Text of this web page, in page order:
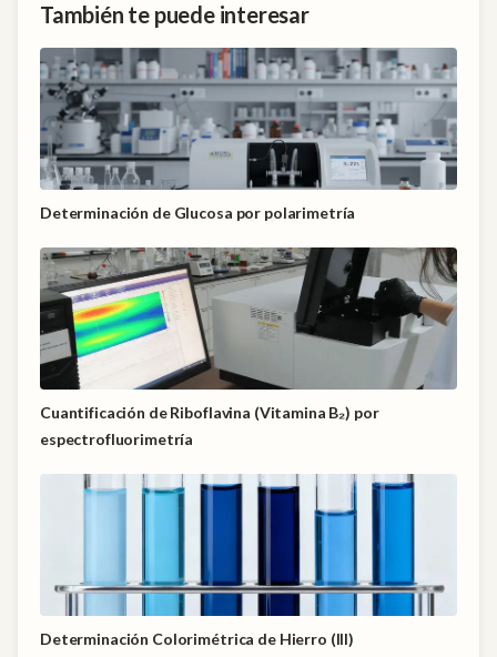
También te puede interesar
Determinación de Glucosa por polarimetría
Cuantificación de Riboflavina (Vitamina B₂) por
espectrofluorimetría
Determinación Colorimétrica de Hierro (III)